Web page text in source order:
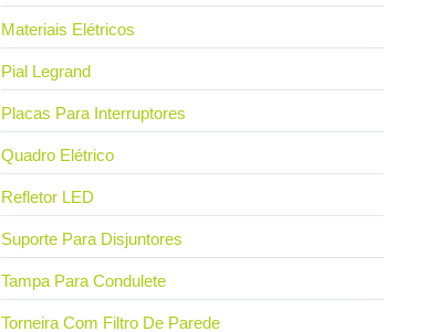
Materiais Elétricos
Pial Legrand
Placas Para Interruptores
Quadro Elétrico
Refletor LED
Suporte Para Disjuntores
Tampa Para Condulete
Torneira Com Filtro De Parede